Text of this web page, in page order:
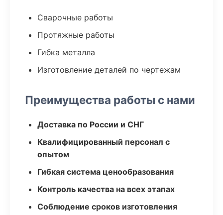
Сварочные работы
Протяжные работы
Гибка металла
Изготовление деталей по чертежам
Преимущества работы с нами
Доставка по России и СНГ
Квалифицированный персонал с
опытом
Гибкая система ценообразования
Контроль качества на всех этапах
Соблюдение сроков изготовления